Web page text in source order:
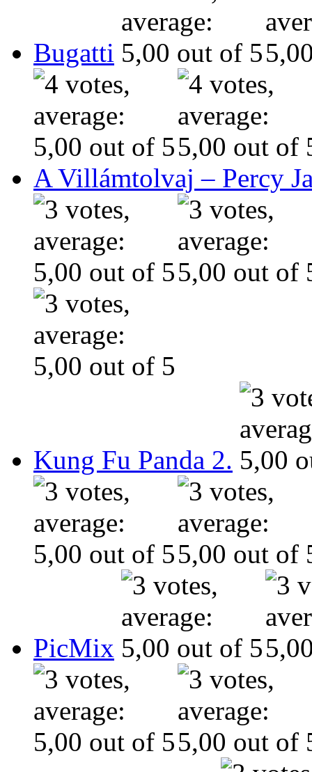
Bugatti
A Villámtolvaj – Percy
Kung Fu Panda 2.
PicMix